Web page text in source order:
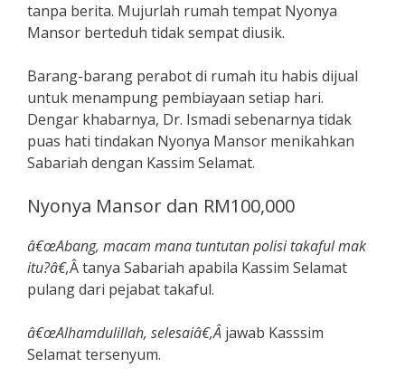
tanpa berita. Mujurlah rumah tempat Nyonya
Mansor berteduh tidak sempat diusik.
Barang-barang perabot di rumah itu habis dijual
untuk menampung pembiayaan setiap hari.
Dengar khabarnya, Dr. Ismadi sebenarnya tidak
puas hati tindakan Nyonya Mansor menikahkan
Sabariah dengan Kassim Selamat.
Nyonya Mansor dan RM100,000
â€œAbang, macam mana tuntutan polisi takaful mak
itu?â€,Â tanya Sabariah apabila Kassim Selamat
pulang dari pejabat takaful.
â€œAlhamdulillah, selesaiâ€,Â jawab Kasssim
Selamat tersenyum.